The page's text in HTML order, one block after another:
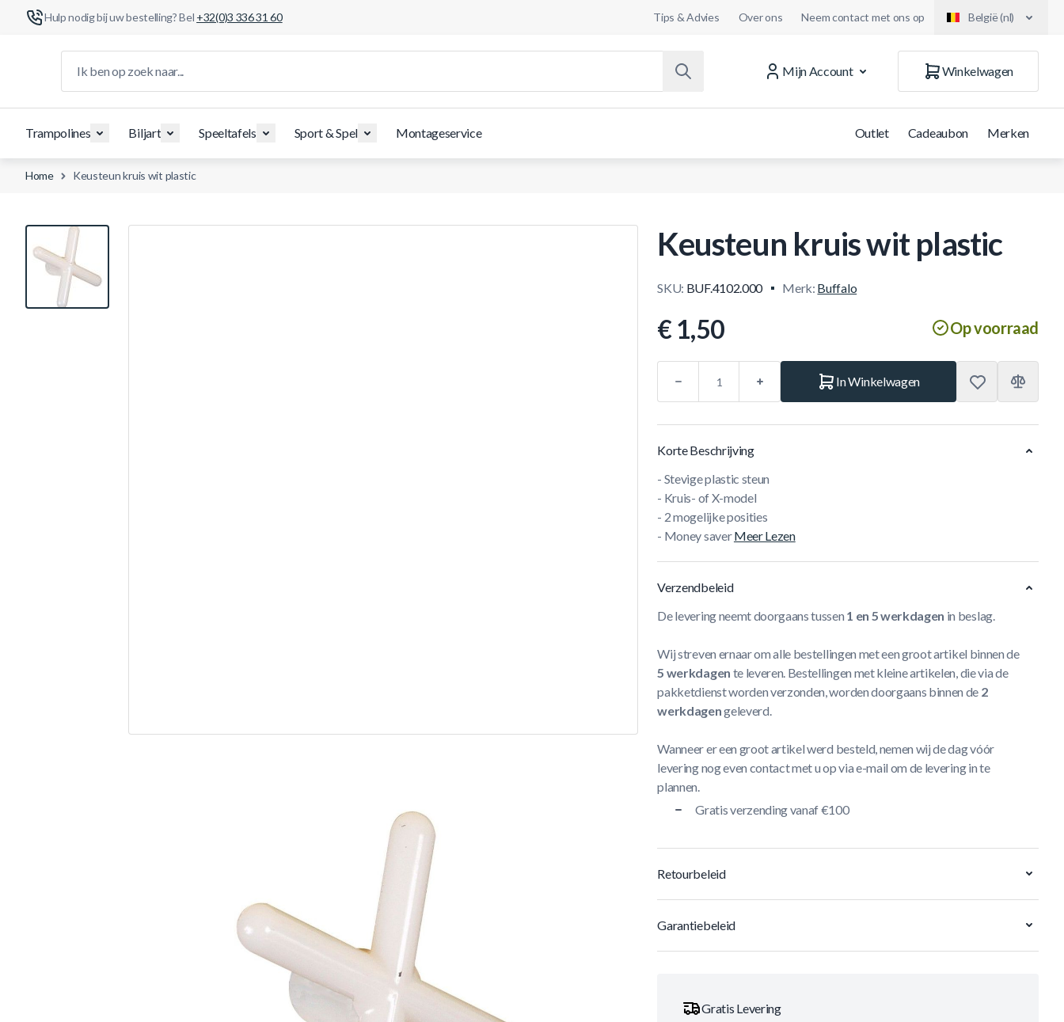
Hulp nodig bij uw bestelling? Bel +32(0)3 336 31 60 Tips & Advies Over ons Neem contact met ons op België (nl)
Mijn Account
Winkelwagen
Trampolines Biljart Speeltafels Sport & Spel Montageservice Outlet Cadeaubon Merken
Home Keusteun kruis wit plastic
View larger image Keusteun kruis wit plastic
SKU: BUF.4102.000 Merk: Buffalo
€ 1,50 Op voorraad
In Winkelwagen
Korte Beschrijving
- Stevige plastic steun
- Kruis- of X-model
- 2 mogelijke posities
- Money saverMeer Lezen
Verzendbeleid
De levering neemt doorgaans tussen 1 en 5 werkdagen in beslag.
Wij streven ernaar om alle bestellingen met een groot artikel binnen de
5 werkdagen te leveren. Bestellingen met kleine artikelen, die via de
pakketdienst worden verzonden, worden doorgaans binnen de 2
werkdagengeleverd.
Wanneer er een groot artikel werd besteld, nemen wij de dag vóór
levering nog even contact met u op via e-mail om de levering in te
plannen.
Gratis verzending vanaf €100
Retourbeleid
Garantiebeleid
Gratis Levering